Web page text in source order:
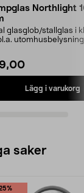
Northlight
glasglob/stallglas i
Lägg i varukorg
saker